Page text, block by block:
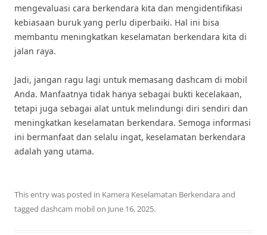
mengevaluasi cara berkendara kita dan mengidentifikasi
kebiasaan buruk yang perlu diperbaiki. Hal ini bisa
membantu meningkatkan keselamatan berkendara kita di
jalan raya.
Jadi, jangan ragu lagi untuk memasang dashcam di mobil
Anda. Manfaatnya tidak hanya sebagai bukti kecelakaan,
tetapi juga sebagai alat untuk melindungi diri sendiri dan
meningkatkan keselamatan berkendara. Semoga informasi
ini bermanfaat dan selalu ingat, keselamatan berkendara
adalah yang utama.
This entry was posted in Kamera Keselamatan Berkendara and
tagged dashcam mobilon June 16, 2025.